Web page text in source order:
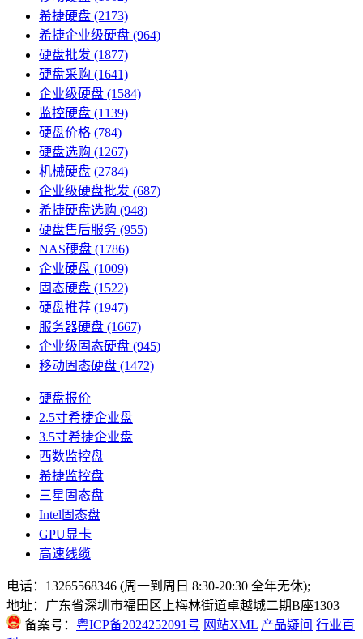
希捷硬盘 (2173)
希捷企业级硬盘 (964)
硬盘批发 (1877)
硬盘采购 (1641)
企业级硬盘 (1584)
监控硬盘 (1139)
硬盘价格 (784)
硬盘选购 (1267)
机械硬盘 (2784)
企业级硬盘批发 (687)
希捷硬盘选购 (948)
硬盘售后服务 (955)
NAS硬盘 (1786)
企业硬盘 (1009)
固态硬盘 (1522)
硬盘推荐 (1947)
服务器硬盘 (1667)
企业级固态硬盘 (945)
移动固态硬盘 (1472)
硬盘报价
2.5寸希捷企业盘
3.5寸希捷企业盘
西数监控盘
希捷监控盘
三星固态盘
Intel固态盘
GPU显卡
高速线缆
电话：13265568346 (周一到周日 8:30-20:30 全年无休);
地址：广东省深圳市福田区上梅林街道卓越城二期B座1303
备案号： 粤ICP备2024252091号 网站XML 产品疑问 行业百